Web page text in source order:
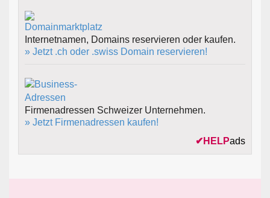
Internetnamen, Domains reservieren oder kaufen.
» Jetzt .ch oder .swiss Domain reservieren!
Firmenadressen Schweizer Unternehmen.
» Jetzt Firmenadressen kaufen!
✔ HELPads